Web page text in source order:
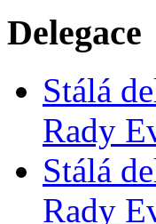
Delegace
Stálá
Rady
Stálá
Rady